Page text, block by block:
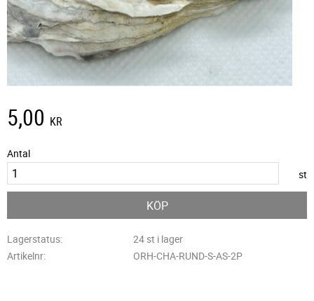
5,00 KR
Antal
st
KÖP
Lagerstatus
24 st i lager
Artikelnr
ORH-CHA-RUND-S-AS-2P